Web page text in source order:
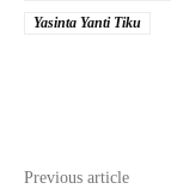
Yasinta Yanti Tiku
Previous article